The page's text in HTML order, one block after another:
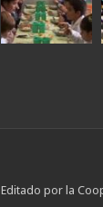
Editado por la